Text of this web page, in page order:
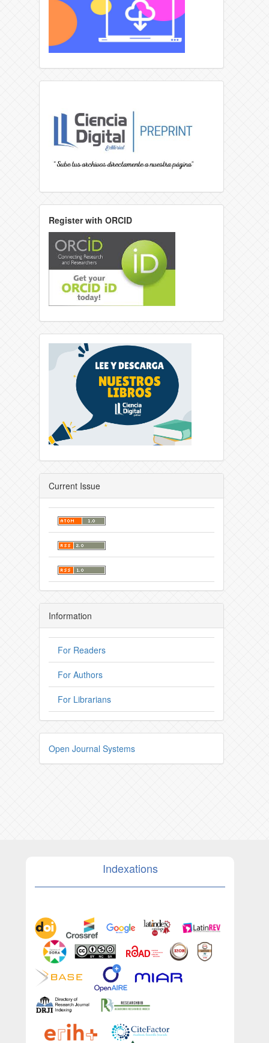
Register with ORCID
Current Issue
Information
For Readers
For Authors
For Librarians
Open Journal Systems
Indexations